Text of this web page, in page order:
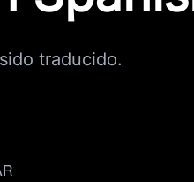
traducido.